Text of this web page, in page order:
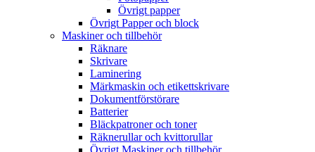
Övrigt papper
Övrigt Papper och block
Maskiner och tillbehör
Räknare
Skrivare
Laminering
Märkmaskin och etikettskrivare
Dokumentförstörare
Batterier
Bläckpatroner och toner
Räknerullar och kvittorullar
Övrigt Maskiner och tillbehör